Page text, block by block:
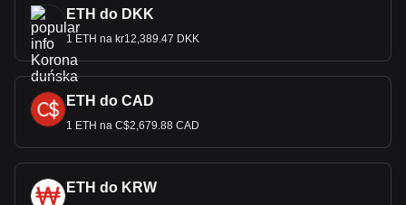
ETH do DKK
1 ETH na kr12,389.47 DKK
ETH do CAD
1 ETH na C$2,679.88 CAD
ETH do KRW